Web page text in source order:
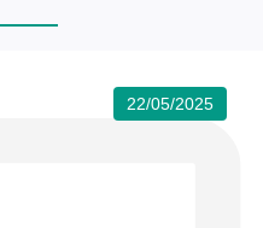
22/05/2025